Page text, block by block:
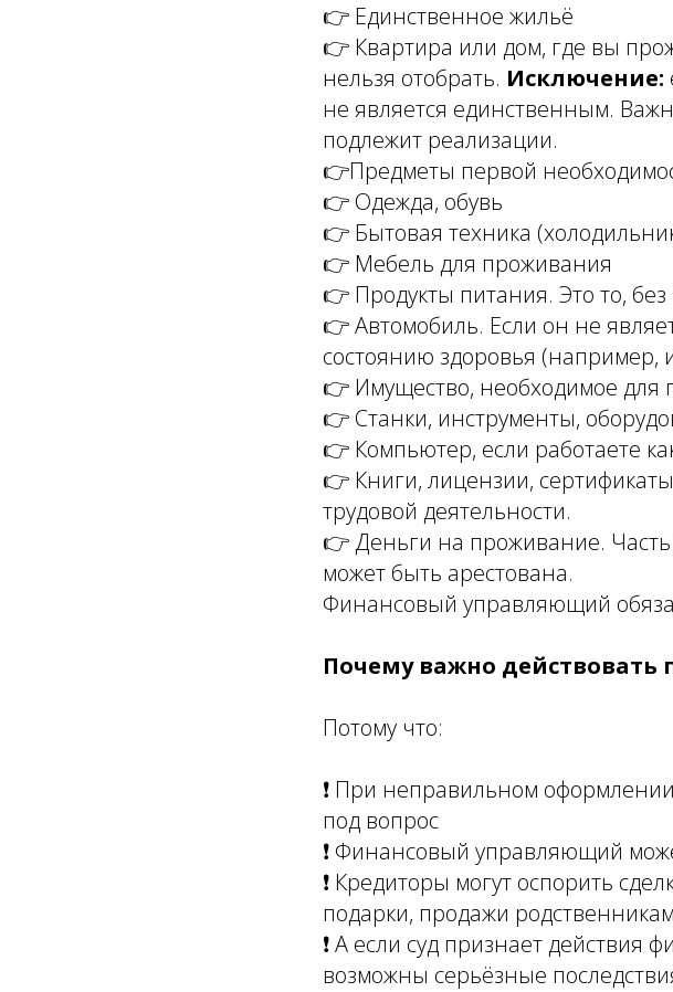
👉 Единственное жильё
👉 Квартира или дом, где вы
нельзя отобрать. Исключение:
не является единственным.
подлежит реализации.
👉Предметы первой
👉 Одежда, обувь
👉 Бытовая техника
👉 Мебель для проживания
👉 Продукты питания. Это то,
👉 Автомобиль. Если он не
состоянию здоровья (например,
👉 Имущество, необходимое для
👉 Станки, инструменты,
👉 Компьютер, если работаете
👉 Книги, лицензии,
трудовой деятельности.
👉 Деньги на проживание.
может быть арестована.
Финансовый управляющий
Почему важно действовать
Потому что:
❗ При неправильном
под вопрос
❗ Финансовый управляющий
❗ Кредиторы могут оспорить
подарки, продажи
❗ А если суд признает
возможны серьёзные